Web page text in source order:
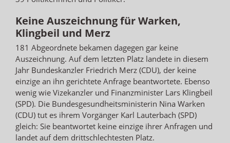
Keine Auszeichnung für Warken,
Klingbeil und Merz
181 Abgeordnete bekamen dagegen gar keine
Auszeichnung. Auf dem letzten Platz landete in diesem
Jahr Bundeskanzler Friedrich Merz (CDU), der keine
einzige an ihn gerichtete Anfrage beantwortete. Ebenso
wenig wie Vizekanzler und Finanzminister Lars Klingbeil
(SPD). Die Bundesgesundheitsministerin Nina Warken
(CDU) tut es ihrem Vorgänger Karl Lauterbach (SPD)
gleich: Sie beantwortet keine einzige ihrer Anfragen und
landet auf dem drittschlechtesten Platz.